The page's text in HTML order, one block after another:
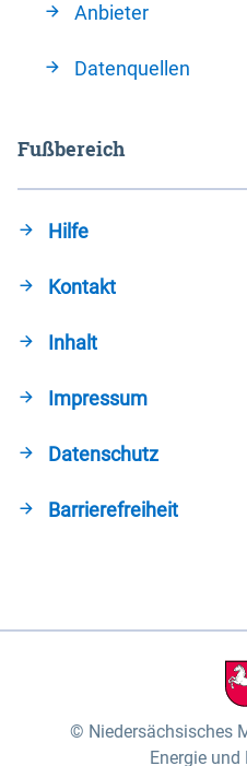
Anbieter
Datenquellen
Fußbereich
Hilfe
Kontakt
Inhalt
Impressum
Datenschutz
Barrierefreiheit
Niedersächsisches
Energie